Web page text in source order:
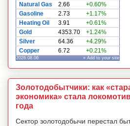
Natural Gas
2.66
+0.60%
Gasoline
2.73
+1.17%
Heating Oil
3.91
+0.61%
Gold
4353.70
+1.24%
Silver
64.36
+4.29%
Copper
6.72 +0.21%
2026.08.06 » Add to your site
Золотодобытчики: как
экономика» стала
года
Сектор золотодобычи перестал